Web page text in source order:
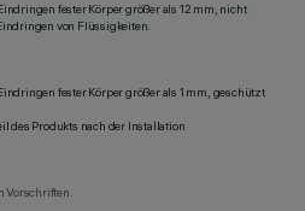
fester Körper größer als 12 mm, nicht
von Flüssigkeiten.
fester Körper größer als 1 mm, geschützt
des Produkts nach der Installation
Vorschriften.